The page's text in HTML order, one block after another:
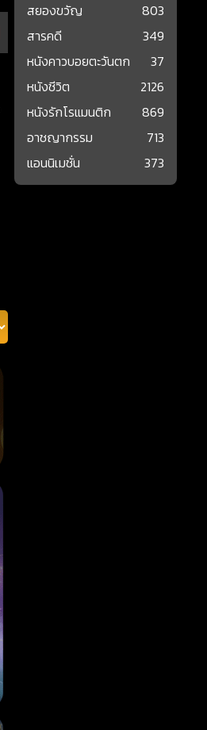
สยองขวัญ
803
สารคดี
349
หนังคาวบอยตะวันตก
37
หนังชีวิต
2126
หนังรักโรแมนติก
869
อาชญากรรม
713
แอนนิเมชั่น
373